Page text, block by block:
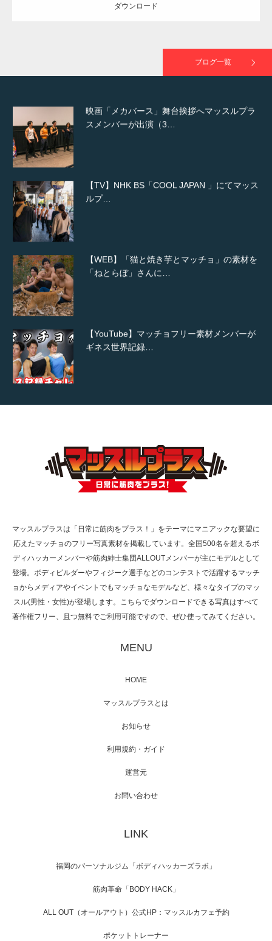
ダウンロード
ブログ一覧
映画「メカバース」舞台挨拶へマッスルプラ
スメンバーが出演（3…
【TV】NHK BS「COOL JAPAN 」にてマッス
ルプ…
【WEB】「猫と焼き芋とマッチョ」の素材を
「ねとらぼ」さんに…
【YouTube】マッチョフリー素材メンバーが
ギネス世界記録…
TOKYO FMラジオ番組「ONE MORNING」
で紹介さ…
た（6/8放送）
映画「メカバース」舞台挨拶へマッスルプラ
【TV】NHK BS「COOL JAPAN 」にてマッス
「ねとらぼ」さんに…
マッスルプラスは「日常に筋肉をプラス！」をテーマにマニアックな要望に
応えたマッチョのフリー写真素材を掲載しています。全国500名を超えるボ
ディハッカーメンバーや筋肉紳士集団ALLOUTメンバーが主にモデルとして
登場。ボディビルダーやフィジーク選手などのコンテストで活躍するマッチ
ョからメディアやイベントでもマッチョなモデルなど、様々なタイプのマッ
スル(男性・女性)が登場します。こちらでダウンロードできる写真はすべて
著作権フリー、且つ無料でご利用可能ですので、ぜひ使ってみてください。
MENU
HOME
マッスルプラスとは
お知らせ
利用規約・ガイド
運営元
お問い合わせ
LINK
福岡のパーソナルジム「ボディハッカーズラボ」
筋肉革命「BODY HACK」
ALL OUT（オールアウト）公式HP：マッスルカフェ予約
ポケットトレーナー